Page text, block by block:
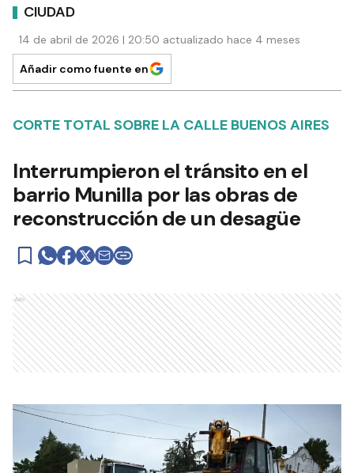
CIUDAD
14 de abril de 2026 | 20:50 actualizado hace 4 meses
Añadir como fuente en
CORTE TOTAL SOBRE LA CALLE BUENOS AIRES
Interrumpieron el tránsito en el
barrio Munilla por las obras de
reconstrucción de un desagüe
Ads